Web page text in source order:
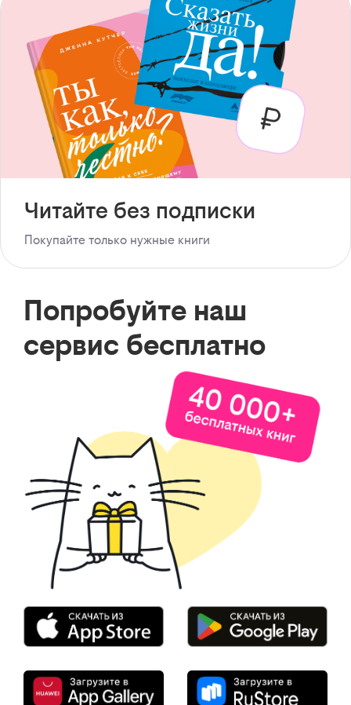
Читайте без подписки
Покупайте только нужные книги
Попробуйте наш
сервис бесплатно